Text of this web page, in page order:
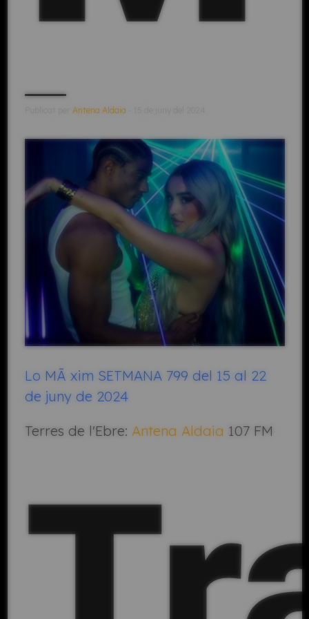
Antena Aldaia
Lo MÃ xim SETMANA 799 del 15 al 22
de juny de 2024
Terres de l'Ebre: Antena Aldaia 107 FM